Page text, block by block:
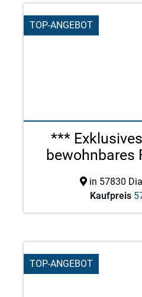
TOP-ANGEBOT
***
bewohnbares
in 57830
Kaufpreis
TOP-ANGEBOT